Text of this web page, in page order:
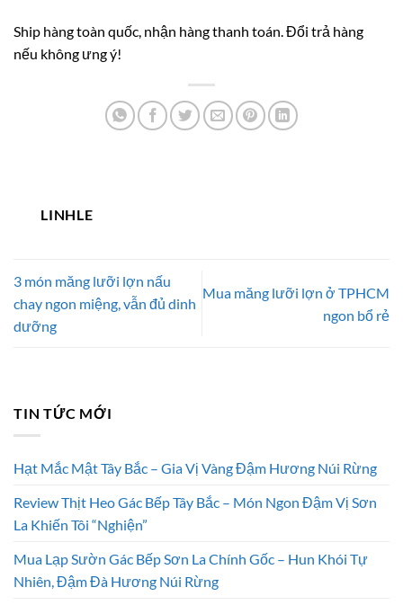
Ship hàng toàn quốc, nhận hàng thanh toán. Đổi trả hàng
nếu không ưng ý!
LINHLE
3 món măng lưỡi lợn nấu
chay ngon miệng, vẫn đủ dinh
dưỡng
Mua măng lưỡi lợn ở TPHCM
ngon bổ rẻ
TIN TỨC MỚI
Hạt Mắc Mật Tây Bắc – Gia Vị Vàng Đậm Hương Núi Rừng
Review Thịt Heo Gác Bếp Tây Bắc – Món Ngon Đậm Vị Sơn
La Khiến Tôi “Nghiện”
Mua Lạp Sườn Gác Bếp Sơn La Chính Gốc – Hun Khói Tự
Nhiên, Đậm Đà Hương Núi Rừng